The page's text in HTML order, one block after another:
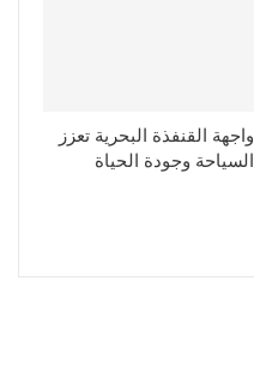
واجهة القنفذة البحرية تعزز
السياحة وجودة الحياة